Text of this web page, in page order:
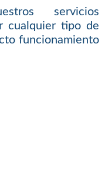
servicios
cualquier tipo de
funcionamiento